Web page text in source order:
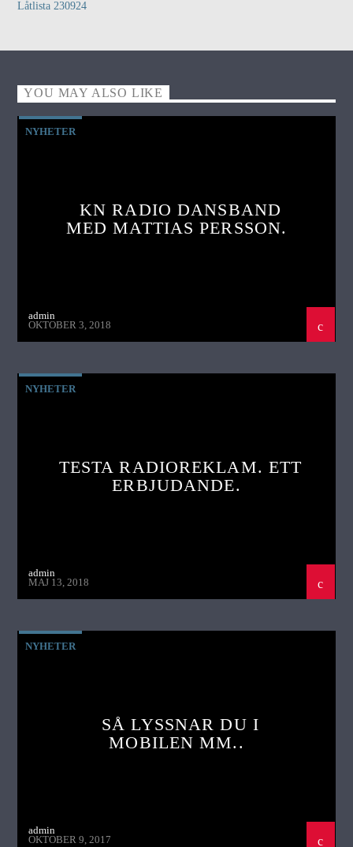
Låtlista 230924
YOU MAY ALSO LIKE
NYHETER
KN RADIO DANSBAND
MED MATTIAS PERSSON.
admin
OKTOBER 3, 2018
NYHETER
TESTA RADIOREKLAM. ETT
ERBJUDANDE.
admin
MAJ 13, 2018
NYHETER
SÅ LYSSNAR DU I
MOBILEN MM..
admin
OKTOBER 9, 2017